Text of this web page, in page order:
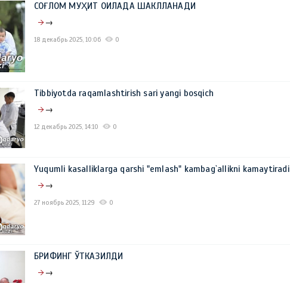
СОҒЛОМ МУҲИТ ОИЛАДА ШАКЛЛАНАДИ
→
18 декабрь 2025, 10:06 0
Tibbiyotda raqamlashtirish sari yangi bosqich
→
12 декабрь 2025, 14:10 0
Yuqumli kasalliklarga qarshi "emlash" kambag`allikni kamaytiradi
→
27 ноябрь 2025, 11:29 0
БРИФИНГ ЎТКАЗИЛДИ
→